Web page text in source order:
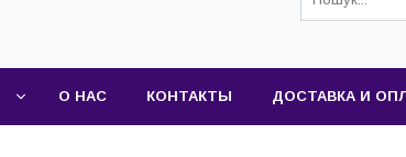
О НАС КОНТАКТЫ ДОСТАВКА И